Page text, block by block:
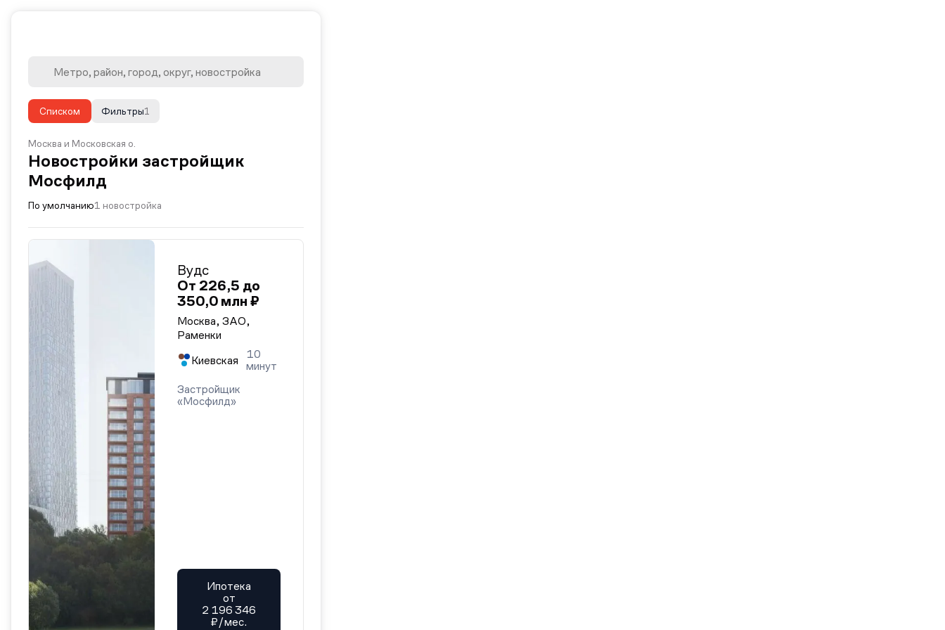
Списком 1
Фильтры
Москва и Московская о.
Новостройки застройщик
Мосфилд
По умолчанию1 новостройка
Вудс
От 226,5 до
350,0 млн ₽
Москва, ЗАО,
Раменки
Киевская
10
минут
Застройщик
«Мосфилд»
Ипотека
от
2 196 346
₽/мес.